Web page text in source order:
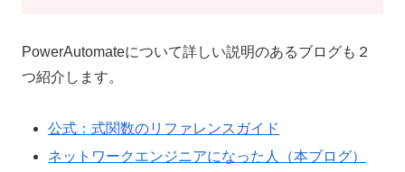
PowerAutomateについて詳しい説明のあるブログも２
つ紹介します。
公式：式関数のリファレンスガイド
ネットワークエンジニアになった人（本ブログ）